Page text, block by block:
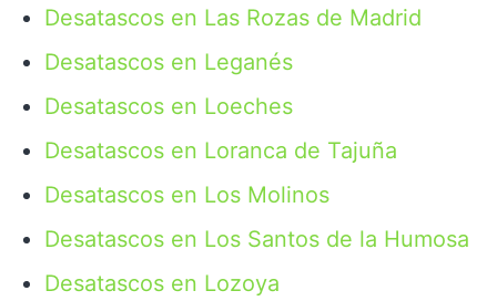
Desatascos en Las Rozas de Madrid
Desatascos en Leganés
Desatascos en Loeches
Desatascos en Loranca de Tajuña
Desatascos en Los Molinos
Desatascos en Los Santos de la Humosa
Desatascos en Lozoya